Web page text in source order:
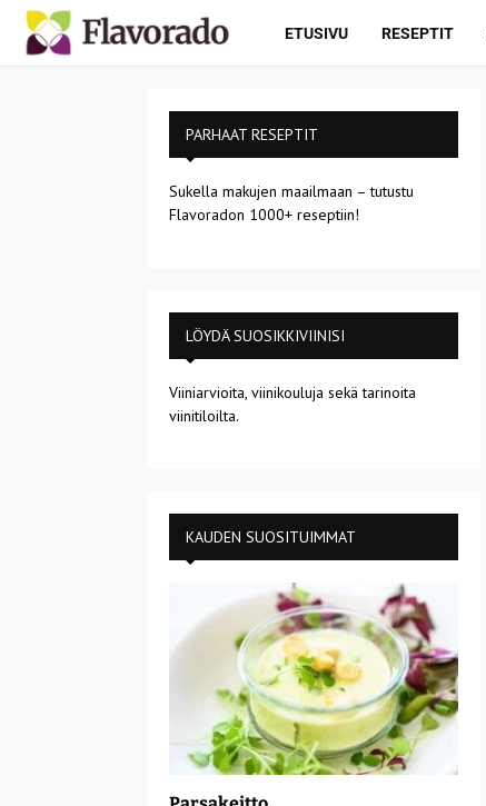
ETUSIVU RESEPTIT
PARHAAT RESEPTIT
Sukella makujen maailmaan – tutustu
Flavoradon 1000+ reseptiin!
LÖYDÄ SUOSIKKIVIINISI
Viiniarvioita, viinikouluja sekä tarinoita
viinitiloilta.
KAUDEN SUOSITUIMMAT